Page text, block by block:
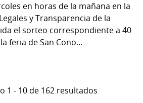
en horas de la mañana en la
y Transparencia de la
el sorteo correspondiente a 40
feria de San Cono...
1 - 10 de 162 resultados